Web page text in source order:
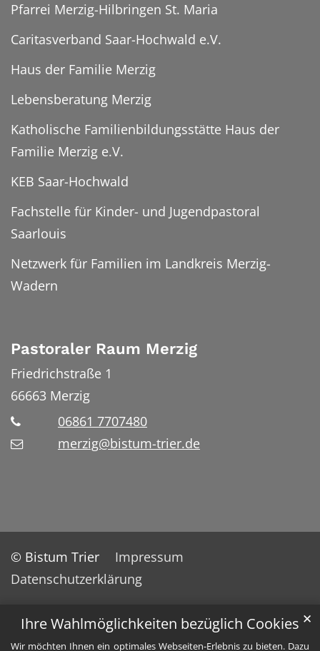
Ihre Wahlmöglichkeiten bezüglich Cookies
Wir möchten Ihnen ein optimales Webseiten-Erlebnis zu bieten. Dazu
✕
Pfarrei Merzig-Hilbringen St. Maria
Caritasverband Saar-Hochwald e.V.
Haus der Familie Merzig
Lebensberatung Merzig
Katholische Familienbildungsstätte Haus der
Familie Merzig e.V.
KEB Saar-Hochwald
Fachstelle für Kinder- und Jugendpastoral
Saarlouis
Netzwerk für Familien im Landkreis Merzig-
Wadern
Pastoraler Raum Merzig
Friedrichstraße 1
66663 Merzig
06861 7707480
merzig@bistum-trier.de
© Bistum Trier
Impressum
Datenschutzerklärung